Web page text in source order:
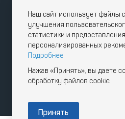
Наш сайт использует файлы
улучшения
статистики и предоставления
персонализированных
Подробнее
Нажав «Принять», вы даете
обработку файлов cookie.
Принять